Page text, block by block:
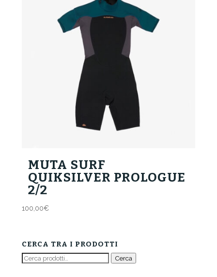
MUTA SURF
QUIKSILVER PROLOGUE
2/2
100,00€
CERCA TRA I PRODOTTI
Cerca: Cerca